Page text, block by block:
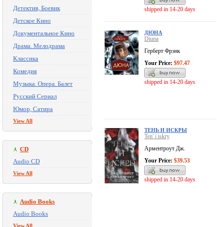
Детектив, Боевик
Детское Кино
Документальное Кино
Драма. Мелодрама
Классика
Комедия
Музыка. Опера. Балет
Русский Сериал
Юмор, Сатира
View All
CD
Audio CD
View All
Audio Books
Audio Books
View All
shipped in 14-20 days
ДЮНА
Diuna
Герберт Фрэнк
Your Price: $97.47
shipped in 14-20 days
ТЕНЬ И ИСКРЫ
Ten' i iskry
Арментроут Дж.
Your Price: $39.53
shipped in 14-20 days